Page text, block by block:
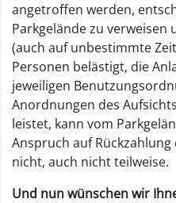
angetroffen werden,
Parkgelände zu verweisen
(auch auf unbestimmte
Personen belästigt, die
jeweiligen
Anordnungen des
leistet, kann vom
Anspruch auf
nicht, auch nicht teilweise.
Und nun wünschen wir